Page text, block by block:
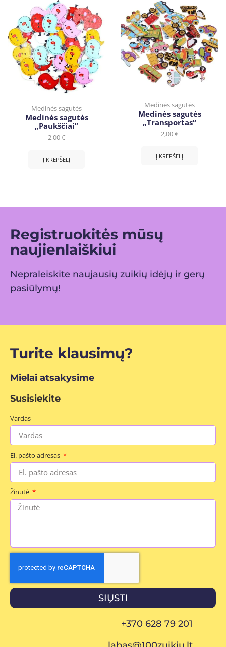
Medinės sagutės
Medinės sagutės
„Paukščiai”
2,00€
Į KREPŠELĮ
Medinės sagutės
Medinės sagutės
„Transportas“
2,00€
Į KREPŠELĮ
Registruokitės mūsų
naujienlaiškiui
Nepraleiskite naujausių zuikių idėjų ir gerų
pasiūlymų!
Turite klausimų?
Mielai atsakysime
Susisiekite
Vardas
El. pašto adresas
Žinutė
SIŲSTI
+370 628 79 201